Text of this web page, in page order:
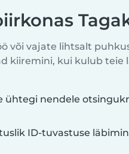
või vajate lihtsalt
kiiremini, kui kulub teie
ühtegi nendele
ID-tuvastuse